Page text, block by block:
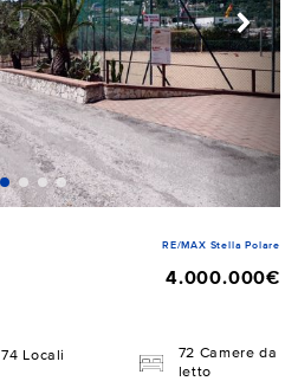
RE/MAX Stella Polare
4.000.000€
74 Locali
72 Camere da
letto